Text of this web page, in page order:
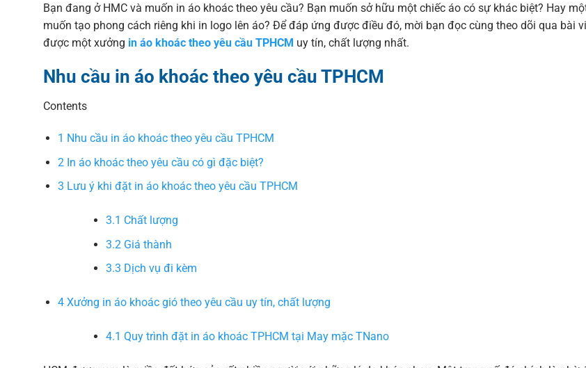
Bạn đang ở HMC và muốn in áo khoác theo yêu cầu? Bạn muốn sở hữu một chiếc áo có sự khác biệt? Hay
muốn tạo phong cách riêng khi in logo lên áo? Để đáp ứng được điều đó, mời bạn đọc cùng theo dõi qua bài
được một xưởng in áo khoác theo yêu cầu TPHCM uy tín, chất lượng nhất.
Nhu cầu in áo khoác theo yêu cầu TPHCM
Contents
1 Nhu cầu in áo khoác theo yêu cầu TPHCM
2 In áo khoác theo yêu cầu có gì đặc biệt?
3 Lưu ý khi đặt in áo khoác theo yêu cầu TPHCM
3.1 Chất lượng
3.2 Giá thành
3.3 Dịch vụ đi kèm
4Xưởng in áo khoác gió theo yêu cầu uy tín, chất lượng
4.1 Quy trình đặt in áo khoác TPHCM tại May mặc TNano